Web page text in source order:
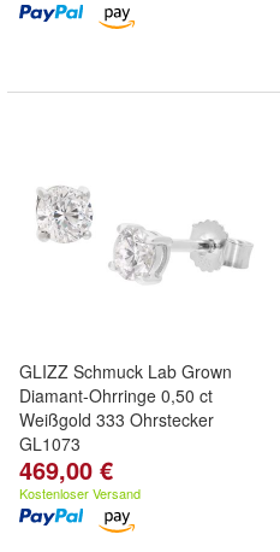
GLIZZ Schmuck Lab Grown
Diamant-Ohrringe 0,50 ct
Weißgold 333 Ohrstecker
GL1073
469,00 €
Kostenloser Versand